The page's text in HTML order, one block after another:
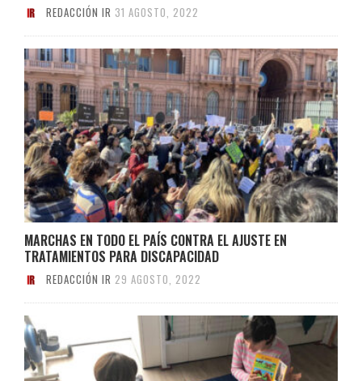
REDACCIÓN IR 31 AGOSTO, 2022
MARCHAS EN TODO EL PAÍS CONTRA EL AJUSTE EN
TRATAMIENTOS PARA DISCAPACIDAD
REDACCIÓN IR 29 AGOSTO, 2022